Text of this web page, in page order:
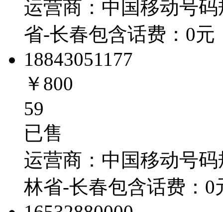
运营商： 中国移动号码
省-长春包含话费： 0元
18843051177
￥800
59
已售
运营商： 中国移动号
林省-长春包含话费： 0